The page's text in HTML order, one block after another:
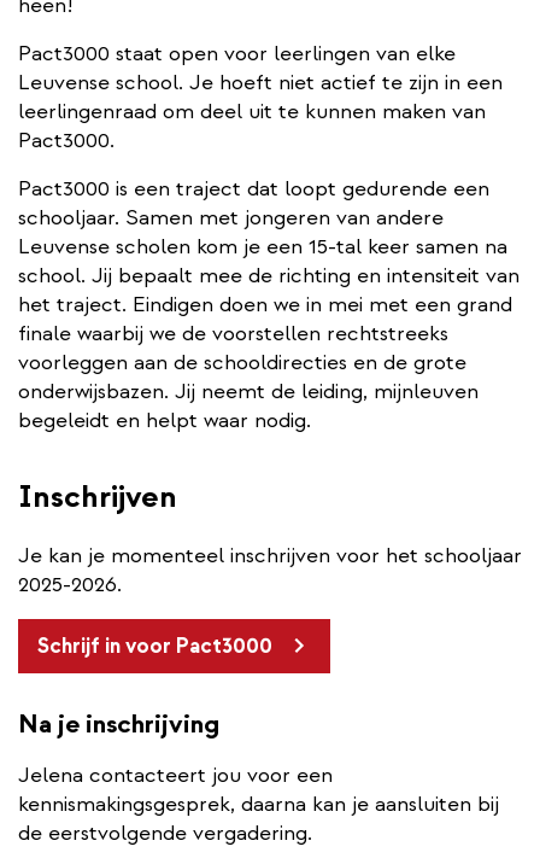
heen!
Pact3000 staat open voor leerlingen van elke
Leuvense school. Je hoeft niet actief te zijn in een
leerlingenraad om deel uit te kunnen maken van
Pact3000.
Pact3000 is een traject dat loopt gedurende een
schooljaar. Samen met jongeren van andere
Leuvense scholen kom je een 15-tal keer samen na
school. Jij bepaalt mee de richting en intensiteit van
het traject. Eindigen doen we in mei met een grand
finale waarbij we de voorstellen rechtstreeks
voorleggen aan de schooldirecties en de grote
onderwijsbazen. Jij neemt de leiding, mijnleuven
begeleidt en helpt waar nodig.
Inschrijven
Je kan je momenteel inschrijven voor het schooljaar
2025-2026.
Schrijf in voor Pact3000
Na je inschrijving
Jelena contacteert jou voor een
kennismakingsgesprek, daarna kan je aansluiten bij
de eerstvolgende vergadering.